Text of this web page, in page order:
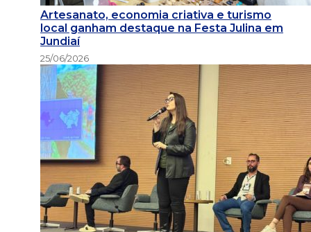
Artesanato, economia criativa e turismo
local ganham destaque na Festa Julina em
Jundiaí
25/06/2026